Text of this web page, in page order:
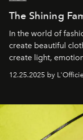
The Shining
In the world of
create beautiful
create light,
one of them.
12.25.2025 by